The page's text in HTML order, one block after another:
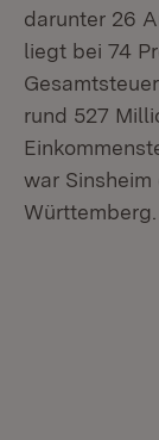
darunter 26
liegt bei 74
rund 527
war
Württemberg.